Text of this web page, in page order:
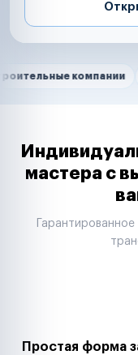
Нам
компании
Маркетплейсы
Таксопарки
Автодилеры
Строительные компании
Аренда спецтехники
мастера с
Простая форма